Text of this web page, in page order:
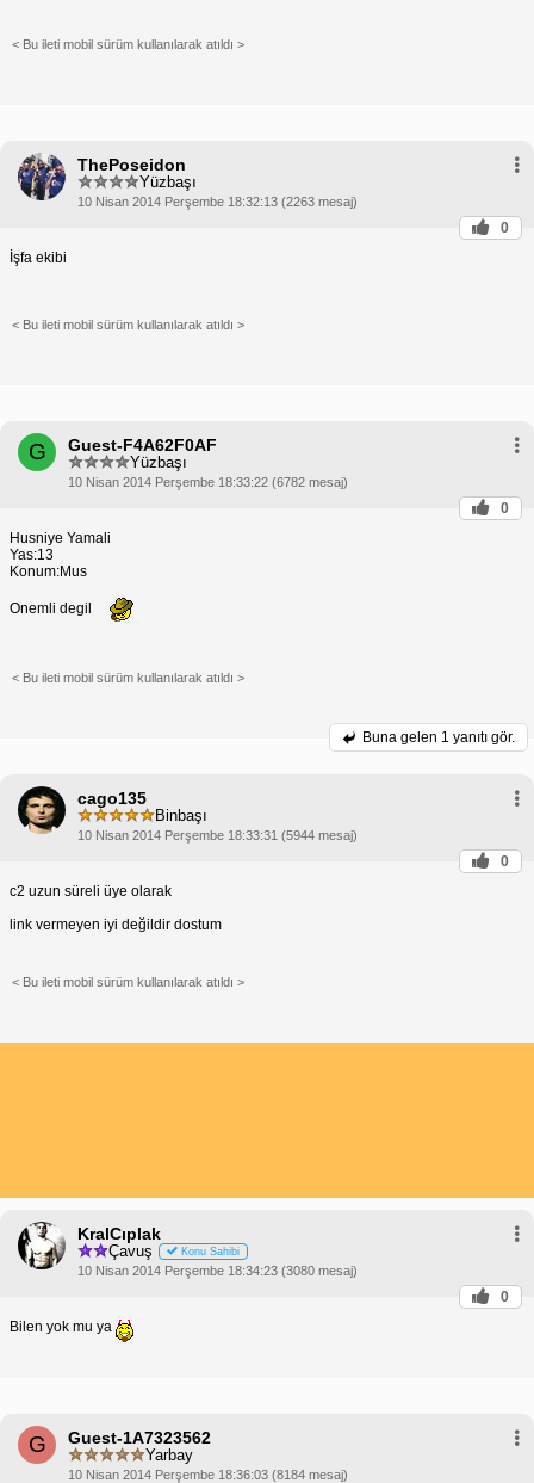
< Bu ileti mobil sürüm kullanılarak atıldı >
ThePoseidon
Yüzbaşı
10 Nisan 2014 Perşembe 18:32:13 (2263 mesaj)
0
İşfa ekibi
< Bu ileti mobil sürüm kullanılarak atıldı >
G Guest-F4A62F0AF
Yüzbaşı
10 Nisan 2014 Perşembe 18:33:22 (6782 mesaj)
0
Husniye Yamali
Yas:13
Konum:Mus
Onemli degil
< Bu ileti mobil sürüm kullanılarak atıldı >
Buna gelen 1 yanıtı gör.
cago135
Binbaşı
10 Nisan 2014 Perşembe 18:33:31 (5944 mesaj)
0
c2 uzun süreli üye olarak
link vermeyen iyi değildir dostum
< Bu ileti mobil sürüm kullanılarak atıldı >
KralCıplak
Çavuş Konu Sahibi
10 Nisan 2014 Perşembe 18:34:23 (3080 mesaj)
0
Bilen yok mu ya
G Guest-1A7323562
Yarbay
10 Nisan 2014 Perşembe 18:36:03 (8184 mesaj)